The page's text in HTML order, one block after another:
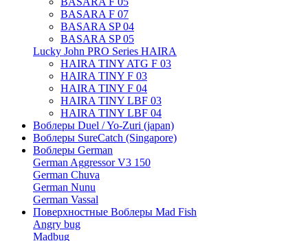
BASARA F 07
BASARA SP 04
BASARA SP 05
Lucky John PRO Series HAIRA
HAIRA TINY ATG F 03
HAIRA TINY F 03
HAIRA TINY F 04
HAIRA TINY LBF 03
HAIRA TINY LBF 04
Воблеры Duel / Yo-Zuri (japan)
Воблеры SureCatch (Singapore)
Воблеры German
German Aggressor V3 150
German Chuva
German Nunu
German Vassal
Поверхностные Воблеры Mad Fish
Angry bug
Madbug